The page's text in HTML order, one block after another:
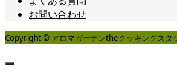
お問い合わせ
Copyright © アロマガーデンtheクッキングスタ